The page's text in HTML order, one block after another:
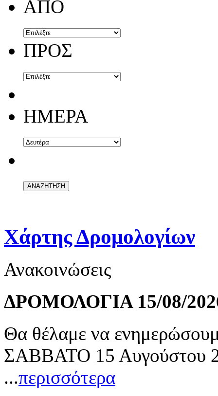
ΑΠΟ
ΠΡΟΣ
ΗΜΕΡΑ
Χάρτης Δρομολογίων
Ανακοινώσεις
ΔΡΟΜΟΛΟΓΙΑ 15/08/
Θα θέλαμε να
ΣΑΒΒΑΤΟ 15 Αυγούστου
...περισσότερα